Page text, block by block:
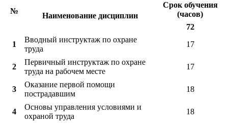
№
Наименование дисциплин
Срок обучения
(часов)
72
1
Вводный инструктаж по охране
труда
17
2
Первичный инструктаж по охране
труда на рабочем месте
17
3
Оказание первой помощи
пострадавшим
18
4
Основы управления условиями и
охраной труда
18